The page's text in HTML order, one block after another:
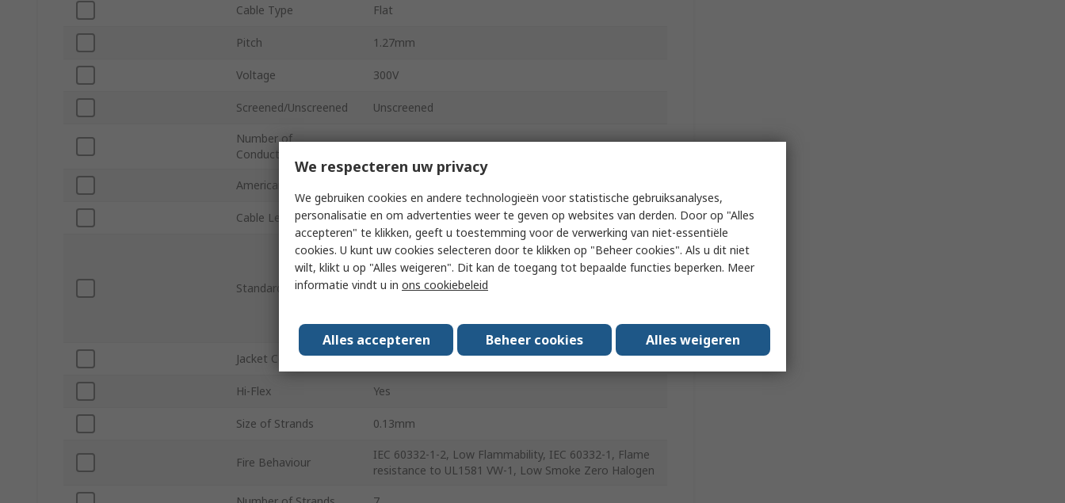
Cable Type Flat
Pitch 1.27mm
Voltage 300V
Screened/Unscreened Unscreened
Number of
Conductors
10
American Wire Gauge
Cable Length 5m
Standards/Approvals
BS4109, RoHS, IEC 60227-5, VD0281-5, DEF STAN,
IEC 60332-1-2, IEC60332-1, DEF STAN 61-12 Part 6,
ISO9001, BS EN13062, Mil Spec, BASEC, VD0295 part
UL1581 VW-1
Jacket Colour Grey
Hi-Flex Yes
Size of Strands 0.13mm
Fire Behaviour
IEC 60332-1-2, Low Flammability, IEC 60332-1, Flame
resistance to UL1581 VW-1, Low Smoke Zero Halogen
We respecteren uw privacy
We gebruiken cookies en andere technologieën voor statistische gebruiksanalyses,
personalisatie en om advertenties weer te geven op websites van derden. Door op "Alles
accepteren" te klikken, geeft u toestemming voor de verwerking van niet-essentiële
cookies. U kunt uw cookies selecteren door te klikken op "Beheer cookies". Als u dit niet
wilt, klikt u op "Alles weigeren". Dit kan de toegang tot bepaalde functies beperken. Meer
informatie vindt u in ons cookiebeleid
Alles accepteren Beheer cookies Alles weigeren